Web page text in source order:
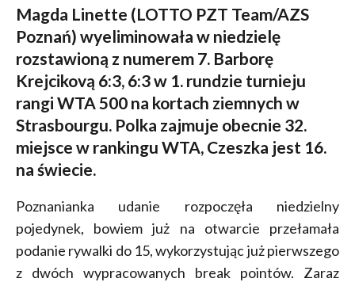
Magda Linette (LOTTO PZT Team/AZS
Poznań) wyeliminowała w niedzielę
rozstawioną z numerem 7. Barborę
Krejcikovą 6:3, 6:3 w 1. rundzie turnieju
rangi WTA 500 na kortach ziemnych w
Strasbourgu. Polka zajmuje obecnie 32.
miejsce w rankingu WTA, Czeszka jest 16.
na świecie.
Poznanianka udanie rozpoczęła niedzielny
pojedynek, bowiem już na otwarcie przełamała
podanie rywalki do 15, wykorzystując już pierwszego
z dwóch wypracowanych break pointów. Zaraz